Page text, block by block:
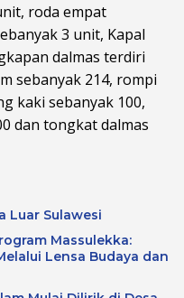
roda empat
3 unit, Kapal
dalmas terdiri
sebanyak 214, rompi
kaki sebanyak 100,
dan tongkat dalmas
Luar Sulawesi
Massulekka:
Lensa Budaya dan